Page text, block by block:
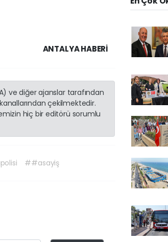
ANTALYA HABERİ
ve diğer ajanslar tarafından
çekilmektedir.
hiç bir editörü sorumlu
##asayiş